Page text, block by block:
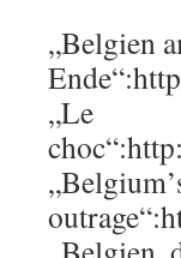
„Belgien
„Le